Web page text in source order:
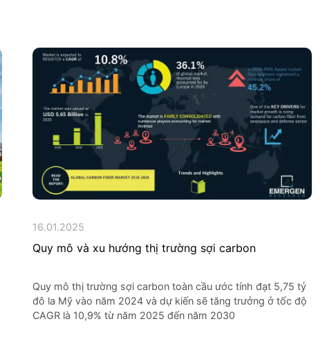
16.01.2025
Quy mô và xu hướng thị trường sợi carbon
Quy mô thị trường sợi carbon toàn cầu ước tính đạt 5,75 tỷ
đô la Mỹ vào năm 2024 và dự kiến ​​sẽ tăng trưởng ở tốc độ
CAGR là 10,9% từ năm 2025 đến năm 2030